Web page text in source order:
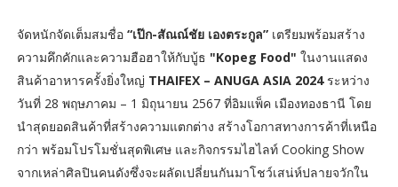
จัดหนักจัดเต็มสมชื่อ“เป๊ก-สัณณ์ชัย เองตระกูล”เตรียมพร้อมสร้าง
ความคึกคักและความฮือฮาให้กับบู้ธ "Kopeg Food" ในงานแสดง
สินค้าอาหารครั้งยิ่งใหญ่ THAIFEX – ANUGA ASIA 2024ระหว่าง
วันที่ 28 พฤษภาคม – 1 มิถุนายน 2567 ที่อิมแพ็ค เมืองทองธานี โดย
นำสุดยอดสินค้าที่สร้างความแตกต่าง สร้างโอกาสทางการค้าที่เหนือ
กว่า พร้อมโปรโมชั่นสุดพิเศษ และกิจกรรมไฮไลท์ Cooking Show
จากเหล่าศิลปินคนดังซึ่งจะผลัดเปลี่ยนกันมาโชว์เสน่ห์ปลายจวักใน